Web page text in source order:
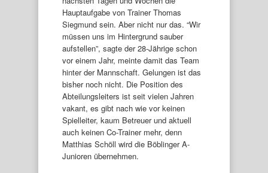
Hauptaufgabe von Trainer Thomas
Siegmund sein. Aber nicht nur das. “Wir
müssen uns im Hintergrund sauber
aufstellen”, sagte der 28-Jährige schon
vor einem Jahr, meinte damit das Team
hinter der Mannschaft. Gelungen ist das
bisher noch nicht. Die Position des
Abteilungsleiters ist seit vielen Jahren
vakant, es gibt nach wie vor keinen
Spielleiter, kaum Betreuer und aktuell
auch keinen Co-Trainer mehr, denn
Matthias Schöll wird die Böblinger A-
Junioren übernehmen.